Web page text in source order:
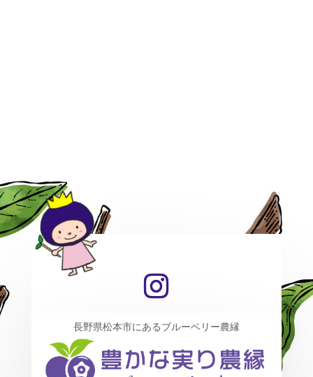
長野県松本市にあるブルーベリー農縁